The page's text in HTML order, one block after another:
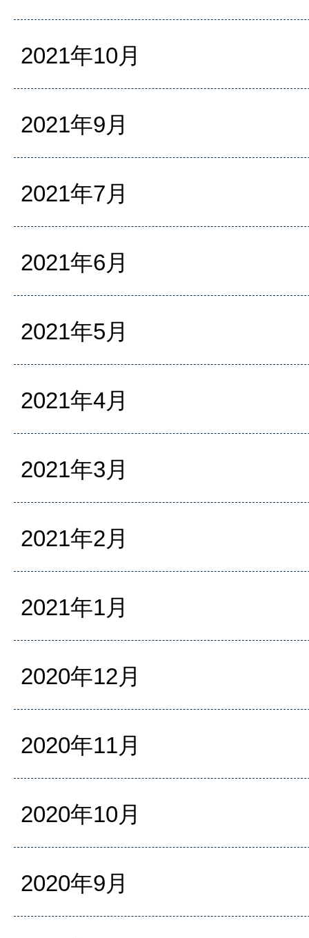
2021年10月
2021年9月
2021年7月
2021年6月
2021年5月
2021年4月
2021年3月
2021年2月
2021年1月
2020年12月
2020年11月
2020年10月
2020年9月